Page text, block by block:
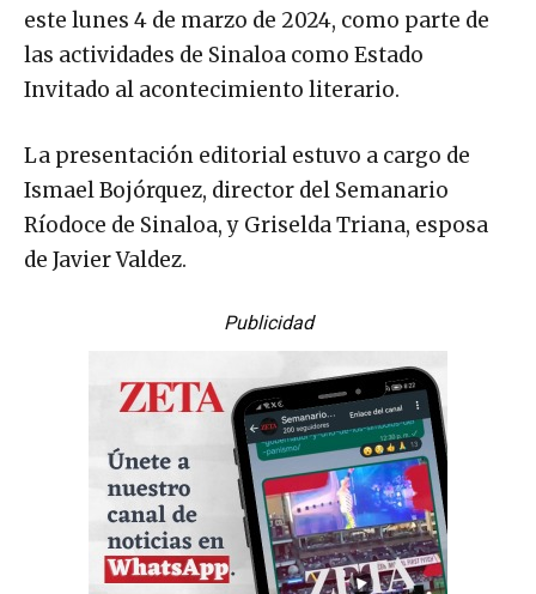
este lunes 4 de marzo de 2024, como parte de
las actividades de Sinaloa como Estado
Invitado al acontecimiento literario.
La presentación editorial estuvo a cargo de
Ismael Bojórquez, director del Semanario
Ríodoce de Sinaloa, y Griselda Triana, esposa
de Javier Valdez.
Publicidad